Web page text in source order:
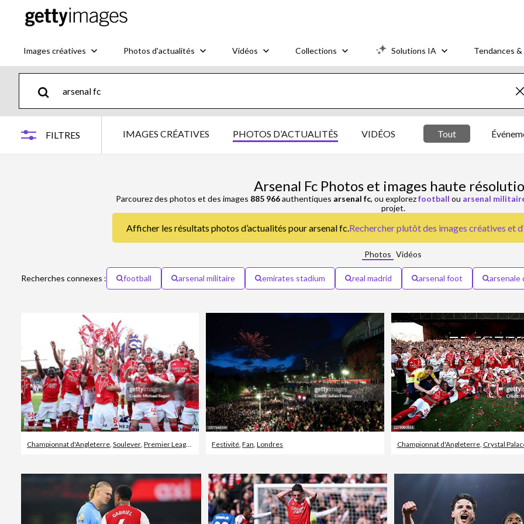
Images créatives Photos d'actualités Vidéos Collections Solutions IA Tendances
FILTRES IMAGES CRÉATIVES PHOTOS D’ACTUALITÉS VIDÉOS Tout
Arsenal Fc Photos et images haute
Parcourez des photos et des images 885 966authentiques arsenal fc, ou explorezfootball ou arsenal
projet.
Afficher les résultats photos d’actualités pour arsenal fc.Rechercher plutôt des images créatives et
Photos Vidéos
Recherches connexes : football arsenal militaire emirates stadium real madrid arsenal foot arsenale
Championnat d'Angleterre Soulever Premier League Trophy Festivité ,Fan ,Londres Championnat d'Angleterre, Crystal